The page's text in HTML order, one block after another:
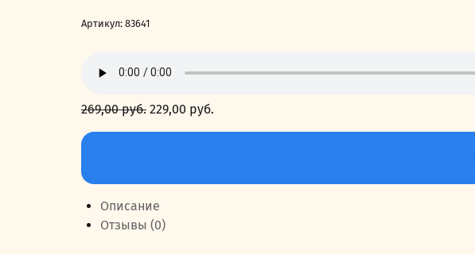
Артикул: 83641
269,00руб. Первоначальная
229,00 руб.
Количество
Таверна
Описание
Отзывы (0)